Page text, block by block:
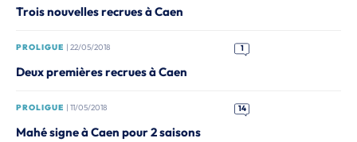
Trois nouvelles recrues à Caen
PROLIGUE | 22/05/2018 1
Deux premières recrues à Caen
PROLIGUE | 11/05/2018 14
Mahé signe à Caen pour 2 saisons